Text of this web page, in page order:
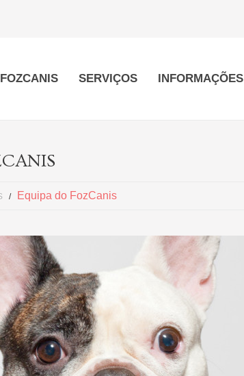
SERVIÇOS INFORMAÇÕES
Equipa do FozCanis